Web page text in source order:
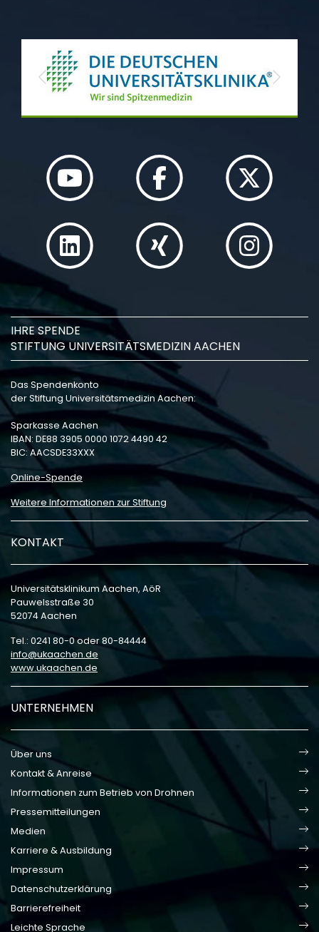
Previous Next
IHRE SPENDE
STIFTUNG UNIVERSITÄTSMEDIZIN AACHEN
Das Spendenkonto
der Stiftung Universitätsmedizin Aachen:
Sparkasse Aachen
IBAN: DE88 3905 0000 1072 4490 42
BIC: AACSDE33XXX
Online-Spende
Weitere Informationen zur Stiftung
KONTAKT
Universitätsklinikum Aachen, AöR
Pauwelsstraße 30
52074 Aachen
Tel.: 0241 80-0 oder 80-84444
info
ukaachen de
www.ukaachen.de
UNTERNEHMEN
Über uns
Kontakt & Anreise
Informationen zum Betrieb von Drohnen
Pressemitteilungen
Medien
Karriere & Ausbildung
Impressum
Datenschutzerklärung
Barrierefreiheit
Leichte Sprache